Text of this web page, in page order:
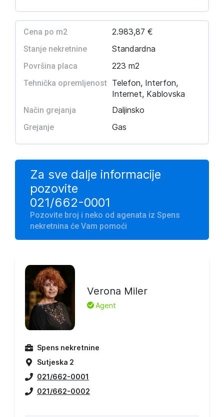
Cena po m2 2.983,87 €
Stanje nekretnine Standardna
Površina placa 223 m2
Tehnička opremljenost Telefon, Interfon,
Internet, Kablovska
Način grejanja Daljinsko
Grejanje Gas
Za sve dalje informacije
pozovite
021/662-0001
Pozovite broj i neko od agenata iz Spens
nekretnina će Vam pomoći
Verona Miler
L Agent
Spens nekretnine
Sutjeska 2
021/662-0001
021/662-0002